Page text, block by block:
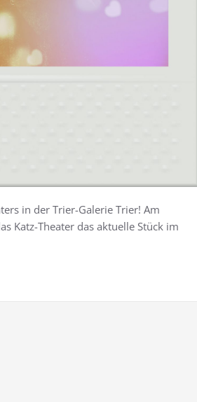
in der Trier-Galerie Trier! Am
Katz-Theater das aktuelle Stück im